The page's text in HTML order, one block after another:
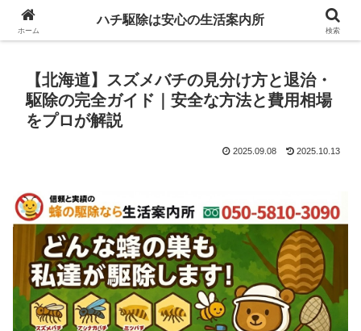
【北海道】スズメバチの見分け方と退治・
駆除の完全ガイド｜安全な方法と費用相場
をプロが解説
2025.09.08 2025.10.13
ホーム
ハチ駆除は安心の生活案内所
検索